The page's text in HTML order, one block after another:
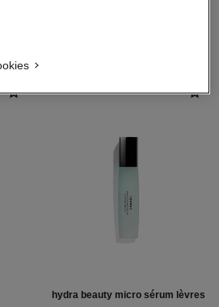
PERFECTA
hydra beauty micro sérum lèvres